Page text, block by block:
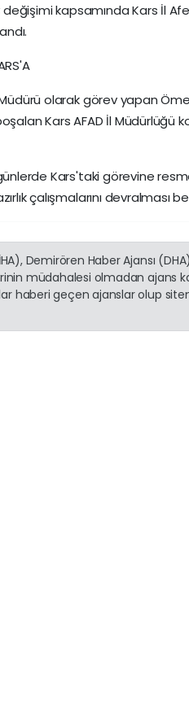
kapsamında Kars İl
olarak görev yapan
Kars AFAD İl Müdürlüğü
günlerde Kars'taki görevine
çalışmalarını devralması
Demirören Haber Ajansı
müdahalesi olmadan ajans
haberi geçen ajanslar olup